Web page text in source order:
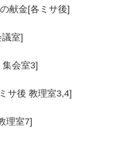
献金[各ミサ後]
室]
会室3]
サ後 教理室3,4]
理室7]